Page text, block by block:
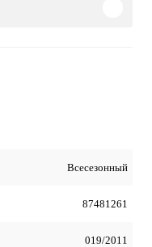
Всесезонный
87481261
019/2011